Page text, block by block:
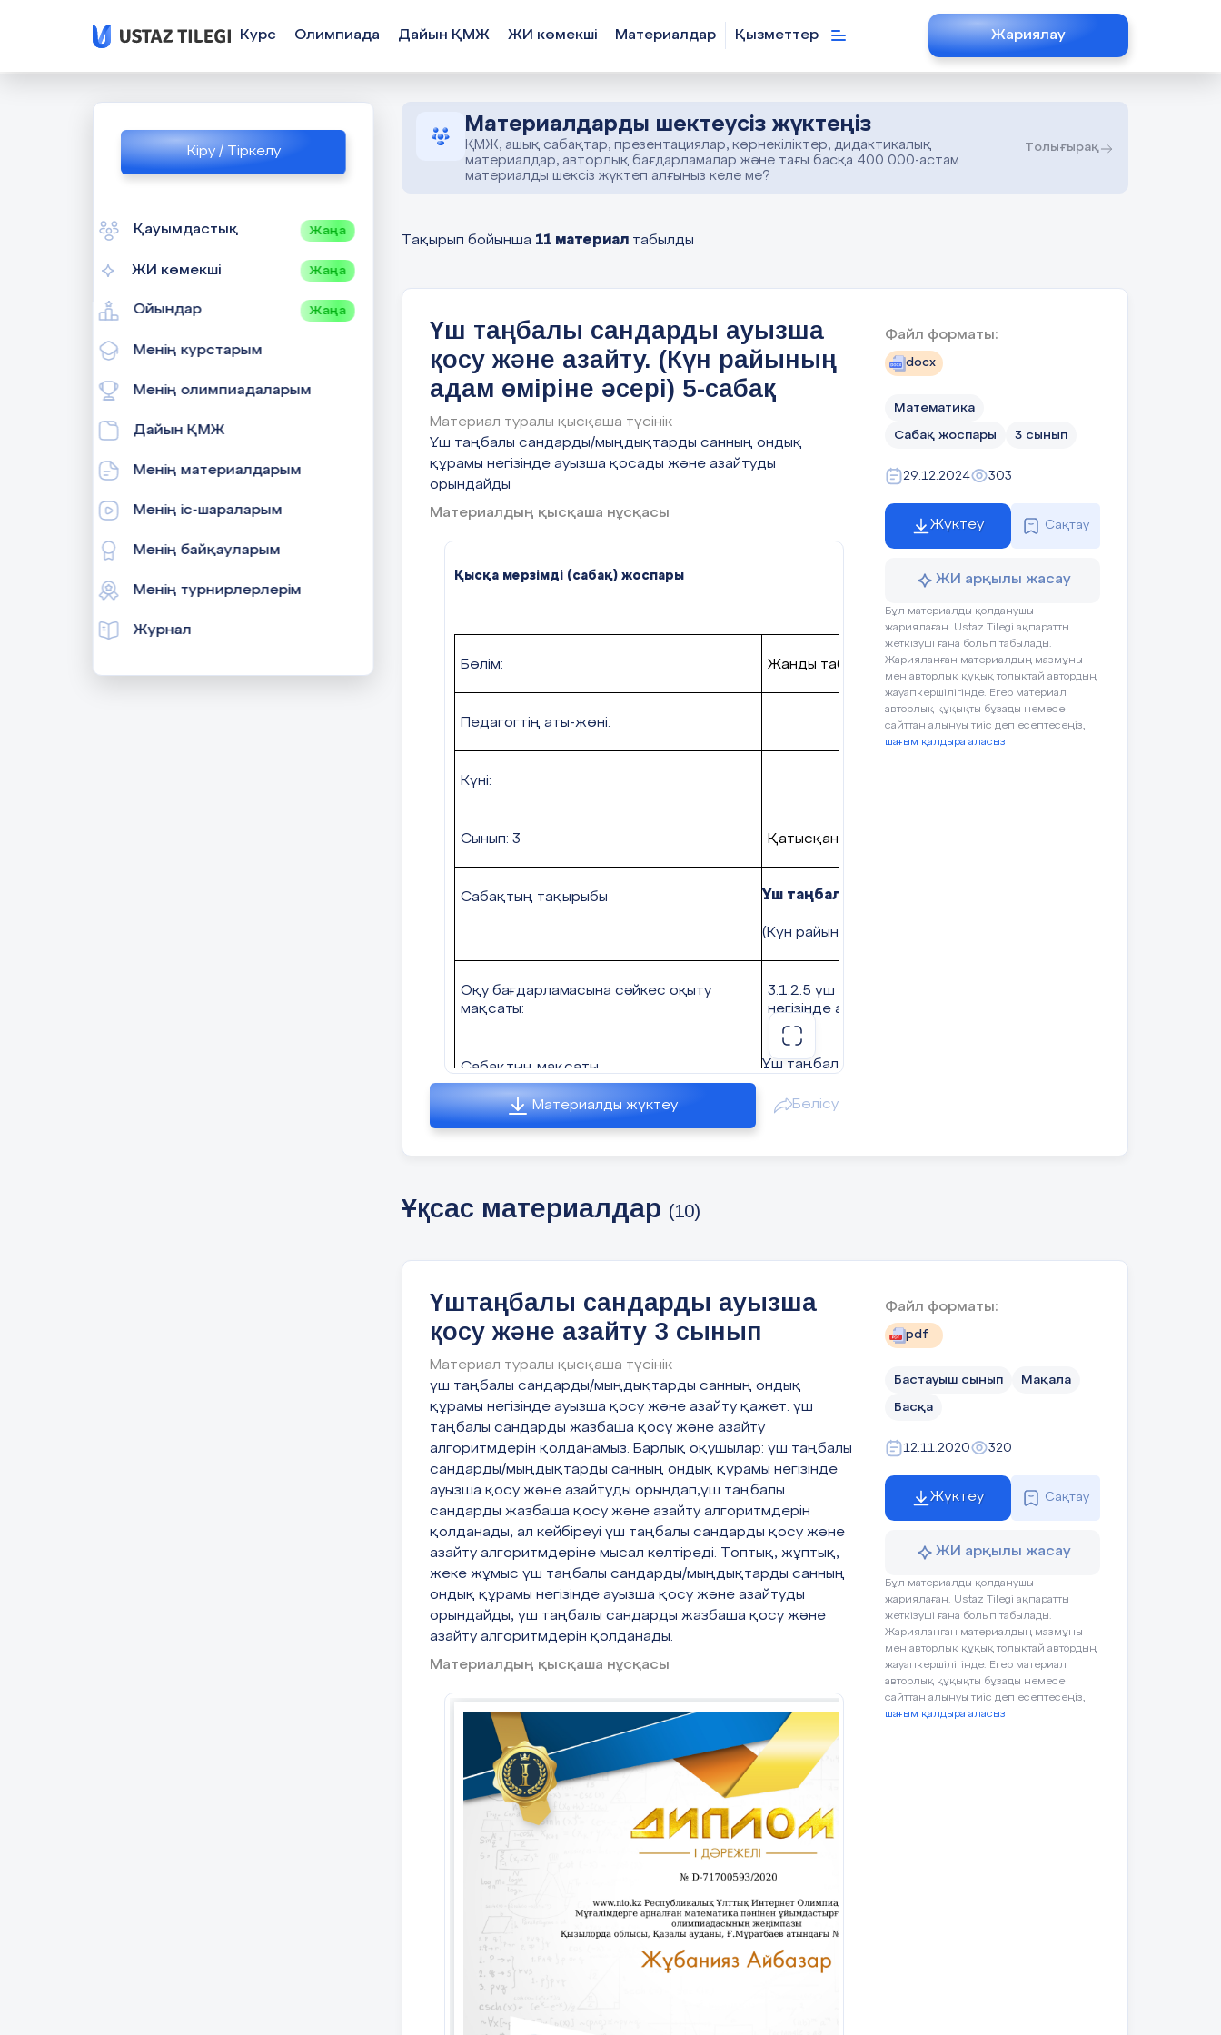
Кіру / Тіркелу
Қауымдастық Жаңа
ЖИ көмекші Жаңа
Ойындар Жаңа
Менің курстарым
Менің олимпиадаларым
Дайын ҚМЖ
Менің материалдарым
Менің іс-шараларым
Менің байқауларым
Менің турнирлерлерім
Журнал
Курс Олимпиада Дайын ҚМЖ ЖИ көмекші Материалдар Қызметтер Жариялау
Материалдарды шектеусіз жүктеңіз
ҚМЖ, ашық сабақтар, презентациялар, көрнекіліктер, дидактикалық
материалдар, авторлық бағдарламалар және тағы басқа 400 000-астам
материалды шексіз жүктеп алғыңыз келе ме?
Толығырақ
Тақырып бойынша 11 материал табылды
Үш таңбалы сандарды ауызша
қосу және азайту. (Күн райының
адам өміріне әсері) 5-сабақ
Материал туралы қысқаша түсінік
Үш таңбалы сандарды/мыңдықтарды санның ондық
құрамы негізінде ауызша қосады және азайтуды
орындайды
Материалдың қысқаша нұсқасы
Қысқа мерзімді (сабақ) жоспары
Бөлім: Жанды табиғат
Педагогтің аты-жөні:
Күні:
Сынып: 3 Қатысқандар
Сабақтың тақырыбы Үш таңбалы сандарды ауызша қосу және азайту.
(Күн райының адам өміріне әсері)
Оқу бағдарламасына сәйкес оқыту
мақсаты:
3.1.2.5 үш таңбалы сандарды/мыңдықтарды санның ондық
негізінде ауызша қосу және азайтуды орындау
Сабақтың мақсаты
Үш таңбалы сандарды/мыңдықтарды санның ондық құрамы
Сабақтың
5мин
Ұйымдастыру кезеңі
Оқушылардың назарын сабаққа аудару
Психологиялы ахуал
Үй тапсырмасын тексеру
3-тапсырма 13 бет
Ынталандыру ауызша
444 + 4 = ...
444 – 40 = ...
444 + 440 = ...
444 – 4 = ...
444 + 40 = .
555 – 404 = ...
666 – 404 = ...
777 – 404 = ...
Сабақ мақсатымен танысады
Сәлемдесу
Өлең шумағын айтады
Өткен білімді зерделейді.
ондықтармен,
Сабақтың
ортасы
28мин
Жаңа сабақ
(
Материалды жүктеу Бөлісу
Файл форматы:
docx
Математика
Сабақ жоспары 3 сынып
29.12.2024 303
Жүктеу Сақтау
ЖИ арқылы жасау
Бұл материалды қолданушы
жариялаған. Ustaz Tilegi ақпаратты
жеткізуші ғана болып табылады.
Жарияланған материалдың мазмұны
мен авторлық құқық толықтай автордың
жауапкершілігінде. Егер материал
авторлық құқықты бұзады немесе
сайттан алынуы тиіс деп есептесеңіз,
шағым қалдыра аласыз
Ұқсас материалдар (10)
Үштаңбалы сандарды ауызша
қосу және азайту 3 сынып
Материал туралы қысқаша түсінік
үш таңбалы сандарды/мыңдықтарды санның ондық
құрамы негізінде ауызша қосу және азайту қажет. үш
таңбалы сандарды жазбаша қосу және азайту
алгоритмдерін қолданамыз. Барлық оқушылар: үш таңбалы
сандарды/мыңдықтарды санның ондық құрамы негізінде
ауызша қосу және азайтуды орындап,үш таңбалы
сандарды жазбаша қосу және азайту алгоритмдерін
қолданады, ал кейбіреуі үш таңбалы сандарды қосу және
азайту алгоритмдеріне мысал келтіреді. Топтық, жұптық,
жеке жұмыс үш таңбалы сандарды/мыңдықтарды санның
ондық құрамы негізінде ауызша қосу және азайтуды
орындайды, үш таңбалы сандарды жазбаша қосу және
азайту алгоритмдерін қолданады.
Материалдың қысқаша нұсқасы
Файл форматы:
pdf
Бастауыш сынып Мақала
Басқа
12.11.2020 320
Жүктеу Сақтау
ЖИ арқылы жасау
Бұл материалды қолданушы
жариялаған. Ustaz Tilegi ақпаратты
жеткізуші ғана болып табылады.
Жарияланған материалдың мазмұны
мен авторлық құқық толықтай автордың
жауапкершілігінде. Егер материал
авторлық құқықты бұзады немесе
сайттан алынуы тиіс деп есептесеңіз,
шағым қалдыра аласыз